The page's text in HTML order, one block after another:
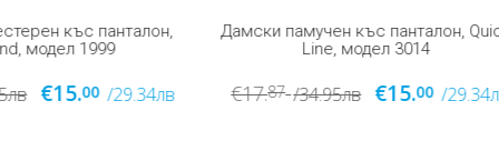
къс панталон, Quick
Line, модел 3014
/34.95лв €15. 00 /29.34лв